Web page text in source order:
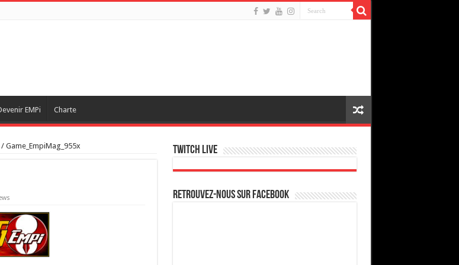
EMPi Charte
/ Game_EmpiMag_955x Twitch live
Retrouvez-nous sur Facebook